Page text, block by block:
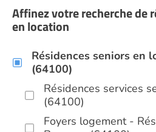
Affinez votre recherche de
en location
Résidences seniors en
(64100)
Résidences services
(64100)
Foyers logement -